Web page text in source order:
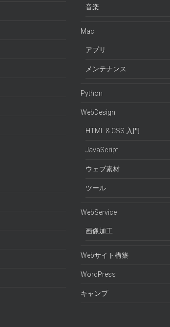
音楽
Mac
アプリ
メンテナンス
Python
WebDesign
HTML & CSS 入門
JavaScript
ウェブ素材
ツール
WebService
画像加工
Webサイト構築
WordPress
キャンプ